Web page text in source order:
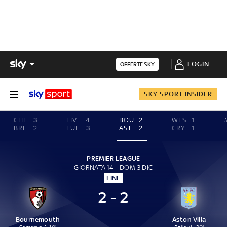
OFFERTE SKY LOGIN
SKY SPORT INSIDER
CHE
3
BRI
2
LIV
4
FUL
3
BOU
2
AST
2
WES
1
CRY
1
PREMIER LEAGUE
GIORNATA 14 - DOM 3 DIC
FINE
Bournemouth
2 - 2
Aston Villa